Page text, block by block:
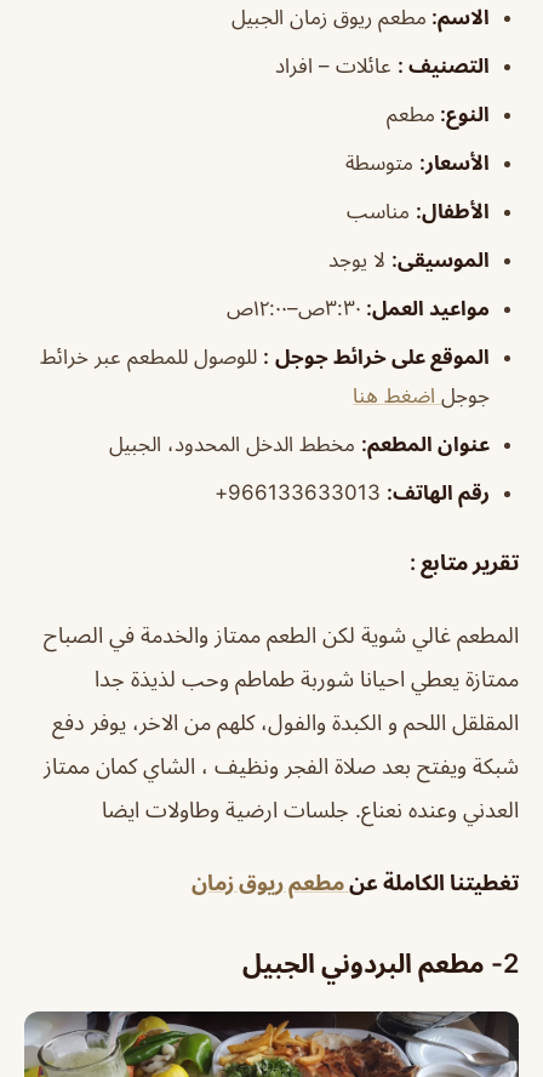
الاسم: مطعم ريوق زمان الجبيل
التصنيف : عائلات – افراد
النوع: مطعم
الأسعار: متوسطة
الأطفال: مناسب
الموسيقى: لا يوجد
مواعيد العمل: ٣:٣٠ص–١٢:٠٠ص
الموقع على خرائط جوجل : للوصول للمطعم عبر خرائط
جوجل اضغط هنا
عنوان المطعم: مخطط الدخل المحدود، الجبيل
رقم الهاتف:
تقرير متابع :
المطعم غالي شوية لكن الطعم ممتاز والخدمة في الصباح
ممتازة يعطي احيانا شوربة طماطم وحب لذيذة جدا
المقلقل اللحم و الكبدة والفول، كلهم من الاخر، يوفر دفع
شبكة ويفتح بعد صلاة الفجر ونظيف ، الشاي كمان ممتاز
العدني وعنده نعناع. جلسات ارضية وطاولات ايضا
تغطيتنا الكاملة عنمطعم ريوق زمان
2- مطعم البردوني الجبيل